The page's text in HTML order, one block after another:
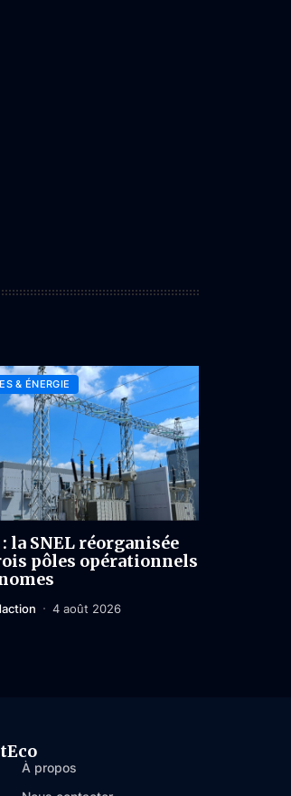
& ÉNERGIE
: la SNEL réorganisée
pôles opérationnels
4 août 2026
À propos